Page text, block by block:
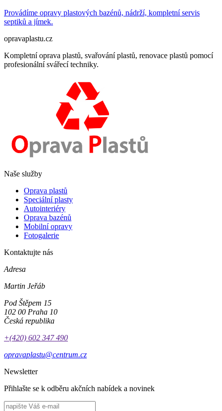
Provádíme opravy plastových bazénů, nádrží, kompletní servis
septiků a jímek.
opravaplastu.cz
Kompletní oprava plastů, svařování plastů, renovace plastů pomocí
profesionální svářecí techniky.
Naše služby
Oprava plastů
Speciální plasty
Autointeriéry
Oprava bazénů
Mobilní opravy
Fotogalerie
Kontaktujte nás
Adresa
Martin Jeřáb
Pod Štěpem 15
102 00 Praha 10
Česká republika
+(420) 602 347 490
opravaplastu@centrum.cz
Newsletter
Přihlašte se k odběru akčních nabídek a novinek